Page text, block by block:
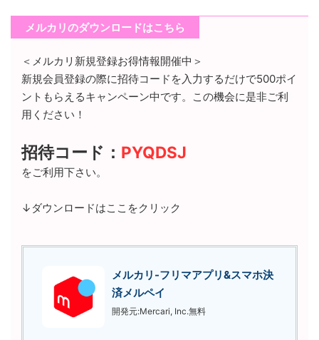
メルカリのダウンロードはこちら
＜メルカリ新規登録お得情報開催中＞
新規会員登録の際に招待コードを入力するだけで500ポイ
ントもらえるキャンペーン中です。この機会に是非ご利
用ください！
招待コード： PYQDSJ
をご利用下さい。
↓ダウンロードはここをクリック
メルカリ-フリマアプリ&スマホ決
済メルペイ
開発元:Mercari, Inc.無料